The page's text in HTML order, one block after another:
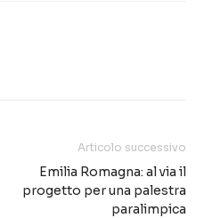
Articolo successivo
Emilia Romagna: al via il
progetto per una palestra
paralimpica